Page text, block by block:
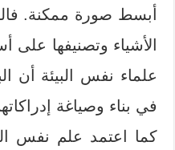
أبسط صورة ممكنة.
الأشياء وتصنيفها على
علماء نفس البيئة أن
في بناء وصياغة
كما اعتمد علم نفس